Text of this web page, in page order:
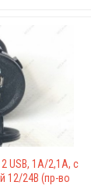
USB, 1А/2,1А, с
12/24В (пр-во